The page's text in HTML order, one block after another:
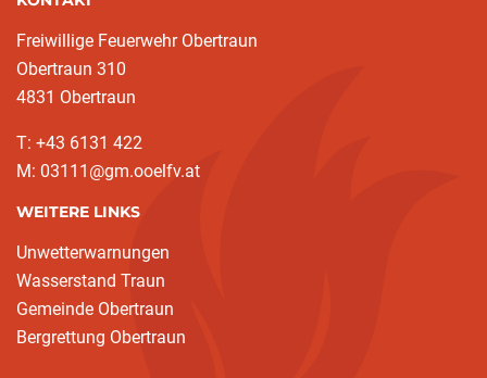
Freiwillige Feuerwehr Obertraun
Obertraun 310
4831 Obertraun
T: +43 6131 422
M: 03111@gm.ooelfv.at
WEITERE LINKS
Unwetterwarnungen
Wasserstand Traun
Gemeinde Obertraun
Bergrettung Obertraun